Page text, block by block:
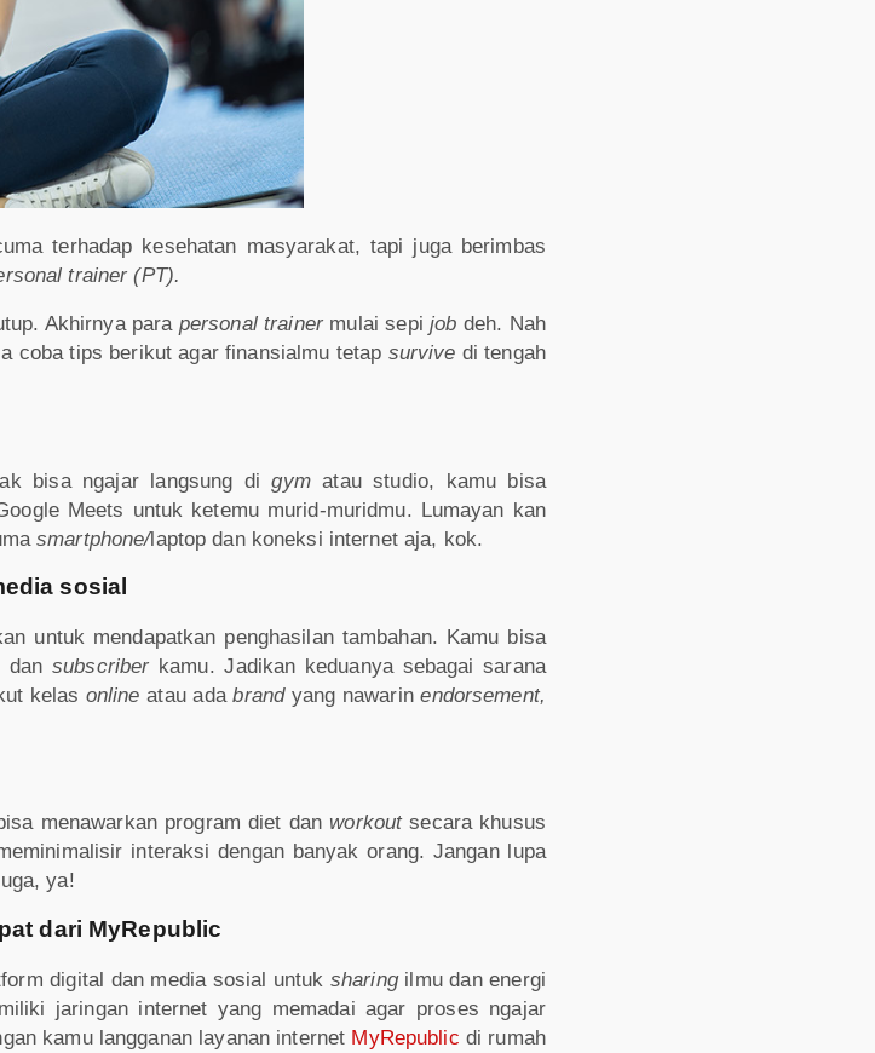
terhadap kesehatan masyarakat, tapi juga berimbas
trainer (PT).
Akhirnya para personal trainer mulai sepijob deh. Nah
coba tips berikut agar finansialmu tetap survive di tengah
bisa ngajar langsung digymatau studio, kamu bisa
Meets untuk ketemu murid-muridmu. Lumayan kan
smartphone/laptop dan koneksi internet aja, kok.
sosial
untuk mendapatkan penghasilan tambahan. Kamu bisa
dansubscriber kamu. Jadikan keduanya sebagai sarana
kelas online atau adabrandyang nawarinendorsement,
menawarkan program diet dan workoutsecara khusus
interaksi dengan banyak orang. Jangan lupa
ya!
dari MyRepublic
digital dan media sosial untuk sharingilmu dan energi
jaringan internet yang memadai agar proses ngajar
kamu langganan layanan internet MyRepublic di rumah